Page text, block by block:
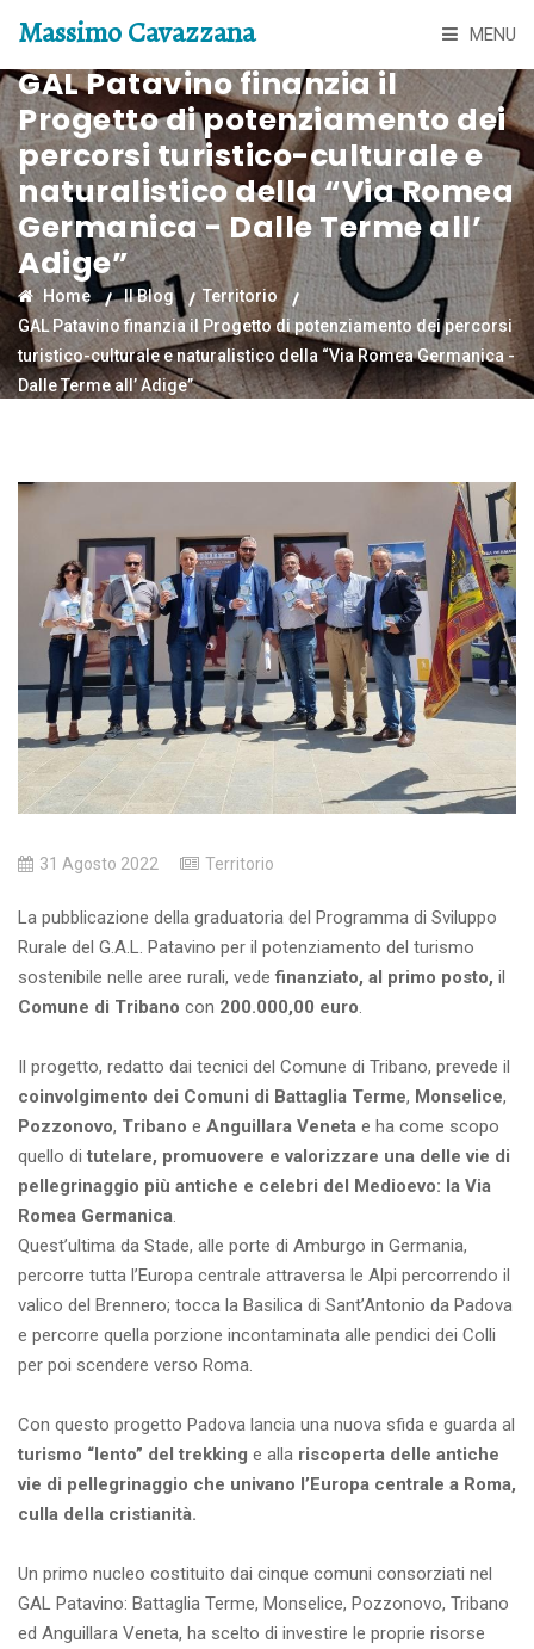
Massimo Cavazzana MENU
GAL Patavino finanzia il
Progetto di potenziamento dei
percorsi turistico-culturale e
naturalistico della “Via Romea
Germanica - Dalle Terme all’
Adige”
Home Il Blog
Territorio
GAL Patavino finanzia il Progetto di potenziamento dei percorsi
turistico-culturale e naturalistico della “Via Romea Germanica -
Dalle Terme all’ Adige”
31 Agosto 2022 Territorio
La pubblicazione della graduatoria del Programma di Sviluppo
Rurale del G.A.L. Patavino per il potenziamento del turismo
sostenibile nelle aree rurali, vedefinanziato, al primo posto, il
Comune di Tribano con 200.000,00 euro.
Il progetto, redatto dai tecnici del Comune di Tribano, prevede il
coinvolgimento dei Comuni di Battaglia Terme, Monselice,
Pozzonovo, Tribano e Anguillara Veneta e ha come scopo
quello di tutelare, promuovere e valorizzare una delle vie di
pellegrinaggio più antiche e celebri del Medioevo: la Via
Romea Germanica.
Quest’ultima da Stade, alle porte di Amburgo in Germania,
percorre tutta l’Europa centrale attraversa le Alpi percorrendo il
valico del Brennero; tocca la Basilica di Sant’Antonio da Padova
e percorre quella porzione incontaminata alle pendici dei Colli
per poi scendere verso Roma.
Con questo progetto Padova lancia una nuova sfida e guarda al
turismo “lento” del trekking e alla riscoperta delle antiche
vie di pellegrinaggio che univano l’Europa centrale a Roma,
culla della cristianità.
Un primo nucleo costituito dai cinque comuni consorziati nel
GAL Patavino: Battaglia Terme, Monselice, Pozzonovo, Tribano
ed Anguillara Veneta, ha scelto di investire le proprie risorse